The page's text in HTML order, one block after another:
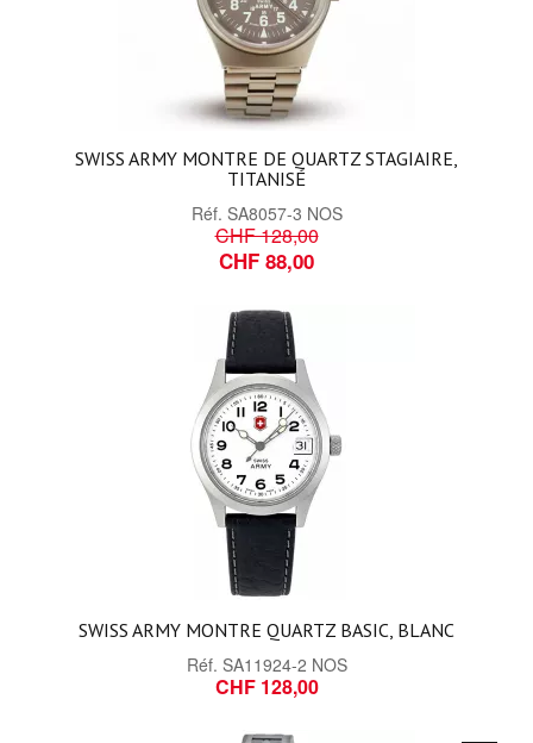
SWISS ARMY MONTRE DE QUARTZ STAGIAIRE,
TITANISÉ
Réf. SA8057-3 NOS
CHF 128,00
CHF 88,00
SWISS ARMY MONTRE QUARTZ BASIC, BLANC
Réf. SA11924-2 NOS
CHF 128,00